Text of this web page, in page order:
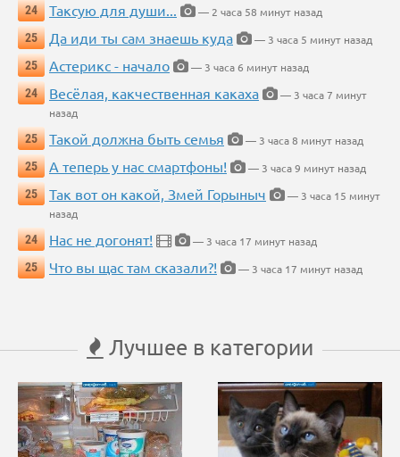
24
Таксую для души...
— 2 часа 58 минут назад
25
Да иди ты сам знаешь куда
— 3 часа 5 минут назад
25
Астерикс - начало
— 3 часа 6 минут назад
24
Весёлая, какчественная какаха
— 3 часа 7 минут
назад
25
Такой должна быть семья
— 3 часа 8 минут назад
25
А теперь у нас смартфоны!
— 3 часа 9 минут назад
25
Так вот он какой, Змей Горыныч
— 3 часа 15 минут
назад
24
Нас не догонят!
— 3 часа 17 минут назад
25
Что вы щас там сказали?! — 3 часа 17 минут назад
Лучшее в категории